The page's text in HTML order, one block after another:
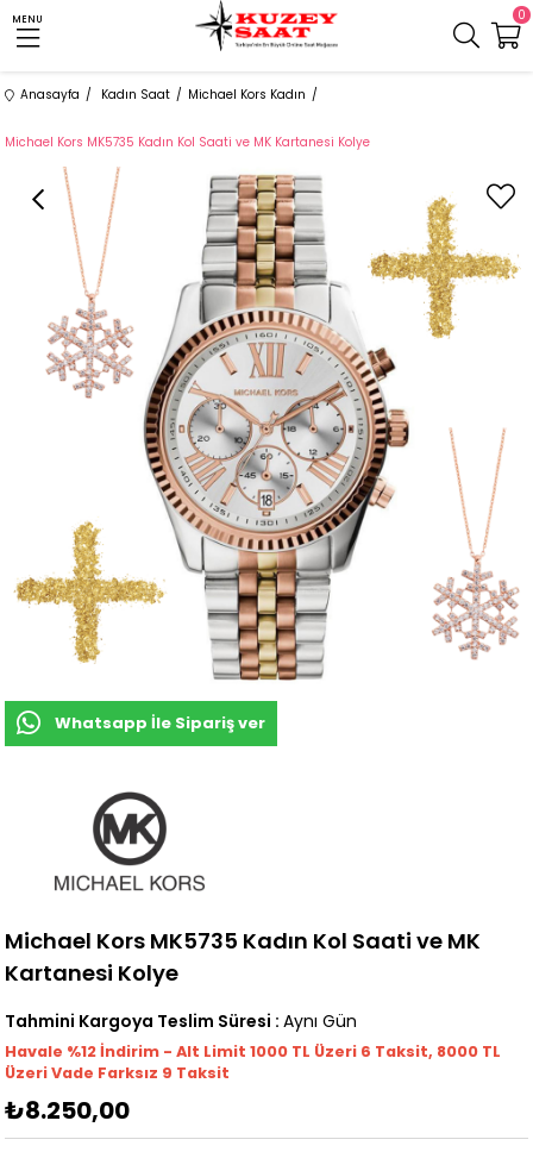
MENU 0
Anasayfa Kadın Saat Michael Kors Kadın
Michael Kors MK5735 Kadın Kol Saati ve MK Kartanesi Kolye
Whatsapp İle Sipariş ver
Michael Kors MK5735 Kadın Kol Saati ve MK
Kartanesi Kolye
Tahmini Kargoya Teslim Süresi : Aynı Gün
Havale %12 İndirim - Alt Limit 1000 TL Üzeri 6 Taksit, 8000 TL
Üzeri Vade Farksız 9 Taksit
₺8.250,00